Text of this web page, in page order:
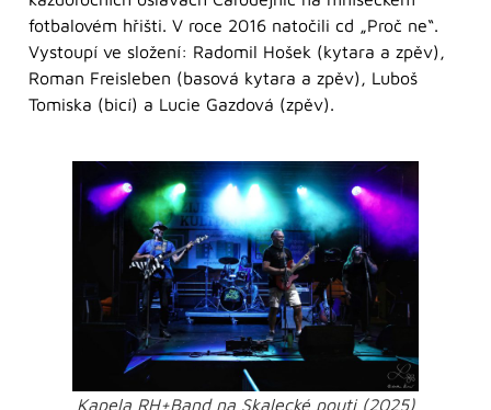
fotbalovém hřišti. V roce 2016 natočili cd „Proč ne“.
Vystoupí ve složení: Radomil Hošek (kytara a zpěv),
Roman Freisleben (basová kytara a zpěv), Luboš
Tomiska (bicí) a Lucie Gazdová (zpěv).
Kapela RH+Band na Skalecké pouti (2025)